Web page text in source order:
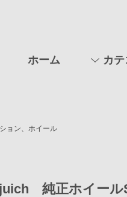
ホーム カ
ョン、ホイール
純正ホイール